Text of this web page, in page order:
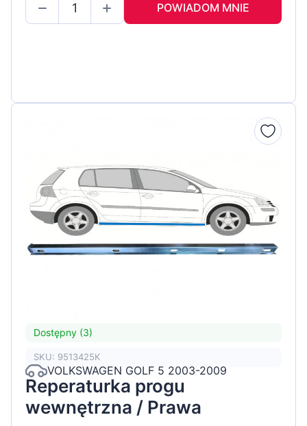
POWIADOM MNIE
Dostępny (3)
SKU: 9513425K
VOLKSWAGEN GOLF 5 2003-2009
Reperaturka progu
wewnętrzna / Prawa